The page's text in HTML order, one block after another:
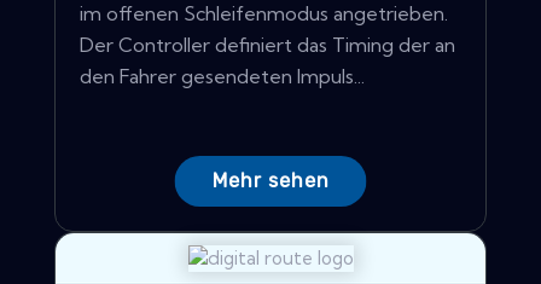
im offenen Schleifenmodus angetrieben.
Der Controller definiert das Timing der an
den Fahrer gesendeten Impuls...
Mehr sehen